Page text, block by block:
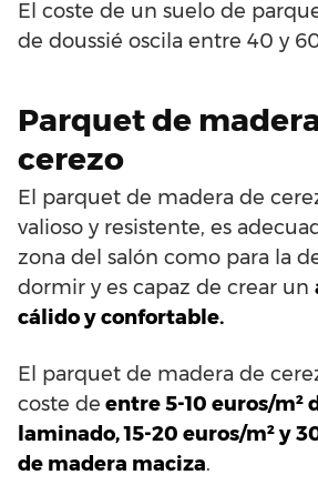
El coste de un suelo de
de doussié oscila entre 40 y
Parquet de
cerezo
El parquet de madera de
valioso y resistente, es
zona del salón como para la
dormir y es capaz de crear un
cálido y confortable.
El parquet de madera de
coste de entre 5-10 euros/m²
laminado, 15-20 euros/m² y
de madera maciza.